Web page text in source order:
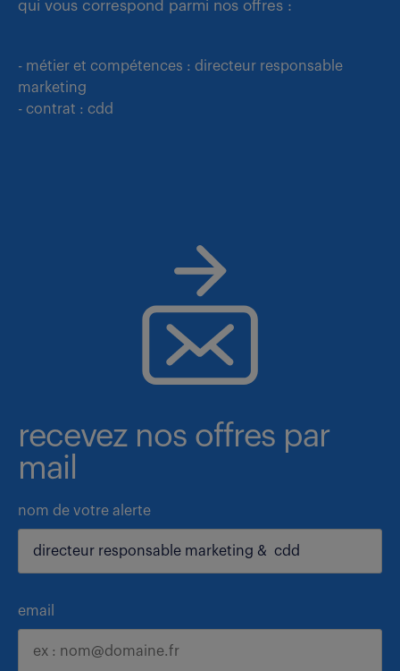
qui vous correspond parmi nos offres :
- métier et compétences : directeur responsable
marketing
- contrat : cdd
recevez nos offres par
mail
nom de votre alerte
email